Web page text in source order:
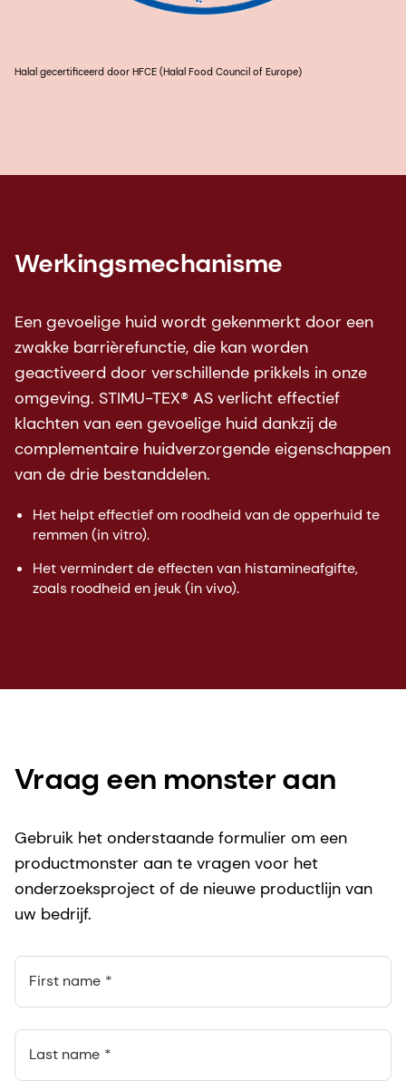
Halal gecertificeerd door HFCE (Halal Food Council of Europe)
Werkingsmechanisme
Een gevoelige huid wordt gekenmerkt door een
zwakke barrièrefunctie, die kan worden
geactiveerd door verschillende prikkels in onze
omgeving. STIMU-TEX® AS verlicht effectief
klachten van een gevoelige huid dankzij de
complementaire huidverzorgende eigenschappen
van de drie bestanddelen.
Het helpt effectief om roodheid van de opperhuid te
remmen (in vitro).
Het vermindert de effecten van histamineafgifte,
zoals roodheid en jeuk (in vivo).
Vraag een monster aan
Gebruik het onderstaande formulier om een
productmonster aan te vragen voor het
onderzoeksproject of de nieuwe productlijn van
uw bedrijf.
First name
Last name